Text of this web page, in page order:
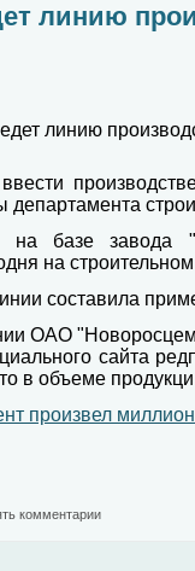
линию
на базе
на
составила
ОАО
сайта
в объеме
произвел
комментарии